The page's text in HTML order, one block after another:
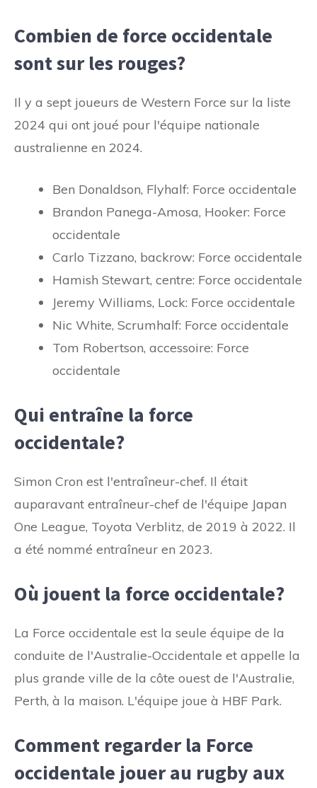
Combien de force occidentale
sont sur les rouges?
Il y a sept joueurs de Western Force sur la liste
2024 qui ont joué pour l'équipe nationale
australienne en 2024.
Ben Donaldson, Flyhalf: Force occidentale
Brandon Panega-Amosa, Hooker: Force
occidentale
Carlo Tizzano, backrow: Force occidentale
Hamish Stewart, centre: Force occidentale
Jeremy Williams, Lock: Force occidentale
Nic White, Scrumhalf: Force occidentale
Tom Robertson, accessoire: Force
occidentale
Qui entraîne la force
occidentale?
Simon Cron est l'entraîneur-chef. Il était
auparavant entraîneur-chef de l'équipe Japan
One League, Toyota Verblitz, de 2019 à 2022. Il
a été nommé entraîneur en 2023.
Où jouent la force occidentale?
La Force occidentale est la seule équipe de la
conduite de l'Australie-Occidentale et appelle la
plus grande ville de la côte ouest de l'Australie,
Perth, à la maison. L'équipe joue à HBF Park.
Comment regarder la Force
occidentale jouer au rugby aux